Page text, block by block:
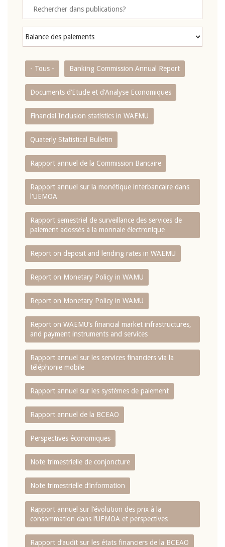
- Tous - Banking Commission Annual Report
Documents d’Etude et d’Analyse Economiques
Financial Inclusion statistics in WAEMU
Quaterly Statistical Bulletin
Rapport annuel de la Commission Bancaire
Rapport annuel sur la monétique interbancaire dans
l'UEMOA
Rapport semestriel de surveillance des services de
paiement adossés à la monnaie électronique
Report on deposit and lending rates in WAEMU
Report on Monetary Policy in WAMU
Report on Monetary Policy in WAMU
Report on WAEMU’s financial market infrastructures,
and payment instruments and services
Rapport annuel sur les services financiers via la
téléphonie mobile
Rapport annuel sur les systèmes de paiement
Rapport annuel de la BCEAO
Perspectives économiques
Note trimestrielle de conjoncture
Note trimestrielle d‘information
Rapport annuel sur l‘évolution des prix à la
consommation dans l‘UEMOA et perspectives
Rapport d‘audit sur les états financiers de la BCEAO